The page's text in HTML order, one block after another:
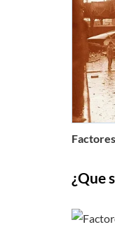
¿Que